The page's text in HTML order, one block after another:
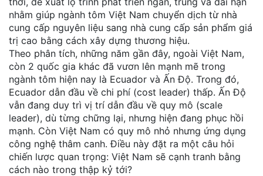
nhằm giúp ngành tôm Việt Nam chuyển dịch từ nhà
cung cấp nguyên liệu sang nhà cung cấp sản phẩm giá
trị cao bằng cách xây dựng thương hiệu.
Theo phân tích, những năm gần đây, ngoài Việt Nam,
còn 2 quốc gia khác đã vươn lên mạnh mẽ trong
ngành tôm hiện nay là Ecuador và Ấn Độ. Trong đó,
Ecuador dẫn đầu về chi phí (cost leader) thấp. Ấn Độ
vẫn đang duy trì vị trí dẫn đầu về quy mô (scale
leader), dù từng chững lại, nhưng hiện đang phục hồi
mạnh. Còn Việt Nam có quy mô nhỏ nhưng ứng dụng
công nghệ thâm canh. Điều này đặt ra một câu hỏi
chiến lược quan trọng: Việt Nam sẽ cạnh tranh bằng
cách nào trong thập kỷ tới?